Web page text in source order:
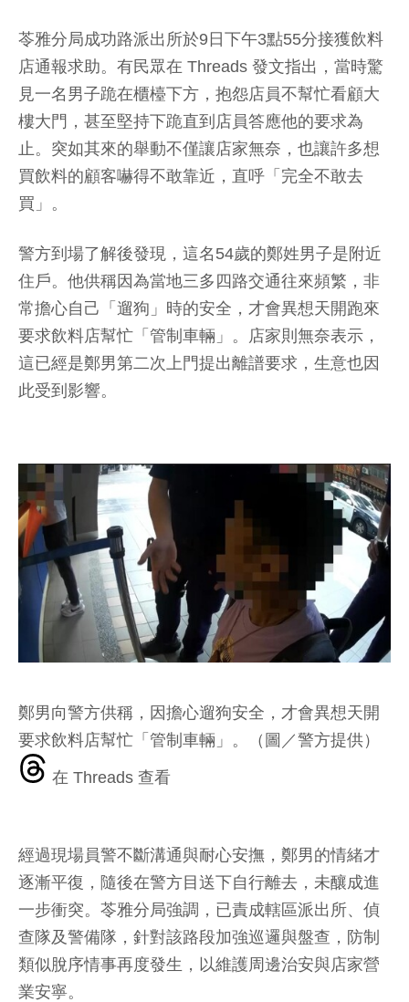
苓雅分局成功路派出所於9日下午3點55分接獲飲料
店通報求助。有民眾在 Threads 發文指出，當時驚
見一名男子跪在櫃檯下方，抱怨店員不幫忙看顧大
樓大門，甚至堅持下跪直到店員答應他的要求為
止。突如其來的舉動不僅讓店家無奈，也讓許多想
買飲料的顧客嚇得不敢靠近，直呼「完全不敢去
買」。
警方到場了解後發現，這名54歲的鄭姓男子是附近
住戶。他供稱因為當地三多四路交通往來頻繁，非
常擔心自己「遛狗」時的安全，才會異想天開跑來
要求飲料店幫忙「管制車輛」。店家則無奈表示，
這已經是鄭男第二次上門提出離譜要求，生意也因
此受到影響。
鄭男向警方供稱，因擔心遛狗安全，才會異想天開
要求飲料店幫忙「管制車輛」。（圖／警方提供）
在 Threads 查看
經過現場員警不斷溝通與耐心安撫，鄭男的情緒才
逐漸平復，隨後在警方目送下自行離去，未釀成進
一步衝突。苓雅分局強調，已責成轄區派出所、偵
查隊及警備隊，針對該路段加強巡邏與盤查，防制
類似脫序情事再度發生，以維護周邊治安與店家營
業安寧。